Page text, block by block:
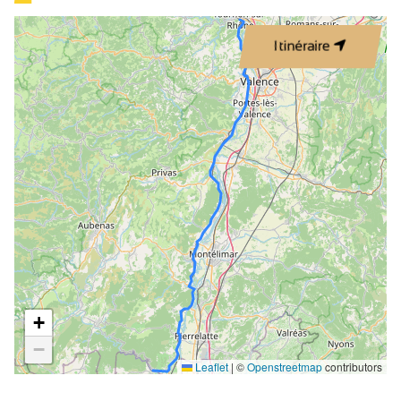
culture de la vigne en visitant la cité antique gallo-romaine
d’Alba-la-Romaine, capitale du peuple des Helviens, il y a
plus de 2000 ans. De nombreux vestiges découverts sous
la vigne attestent d’un important commerce autour du vin.
Témoin de cette empreinte le nom de "Vallis vinaria",
c’est-à-dire "vallée du vin", qui donnera ensuite le vocable
de Valvignères, commune viticole proche d’Alba.
Jour 3 : Viviers - Saint-Martin d'Ardèche- 27 km
Après cette nuit réparatrice à Viviers, prenez de la hauteur
et montez à pied au point de vue de la Joannade… Vous y
découvrirez une vue magnifique sur la cité épiscopale.
Une petite balade au port sera tout aussi énergisante. « En
voiture Simone », cap au sud et direction Bourg-Saint-
Andéol. Au passage faites une pause dans le village de
caractère de Saint-Montan, un trésor médiéval niché entre
2 vallons. C’est le moment d’entamer la tournée des
caveaux pour découvrir les Côtes du Vivarais ou les Côtes
Itinéraire
+
−
Leaflet | ©Openstreetmapcontributors